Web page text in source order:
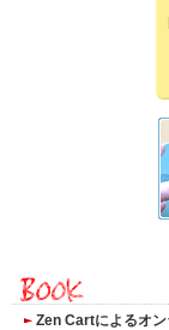
Zen Cartによるオ